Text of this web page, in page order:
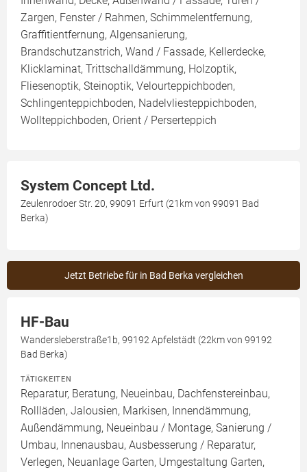
Zargen, Fenster / Rahmen, Schimmelentfernung,
Graffitientfernung, Algensanierung,
Brandschutzanstrich, Wand / Fassade, Kellerdecke,
Klicklaminat, Trittschalldämmung, Holzoptik,
Fliesenoptik, Steinoptik, Velourteppichboden,
Schlingenteppichboden, Nadelvliesteppichboden,
Wollteppichboden, Orient / Perserteppich
System Concept Ltd.
Zeulenrodoer Str. 20, 99091 Erfurt (21km von 99091 Bad
Berka)
Jetzt Betriebe für in Bad Berka vergleichen
HF-Bau
Wandersleberstraße1b, 99192 Apfelstädt (22km von 99192
Bad Berka)
TÄTIGKEITEN
Reparatur, Beratung, Neueinbau, Dachfenstereinbau,
Rollläden, Jalousien, Markisen, Innendämmung,
Außendämmung, Neueinbau / Montage, Sanierung /
Umbau, Innenausbau, Ausbesserung / Reparatur,
Verlegen, Neuanlage Garten, Umgestaltung Garten,